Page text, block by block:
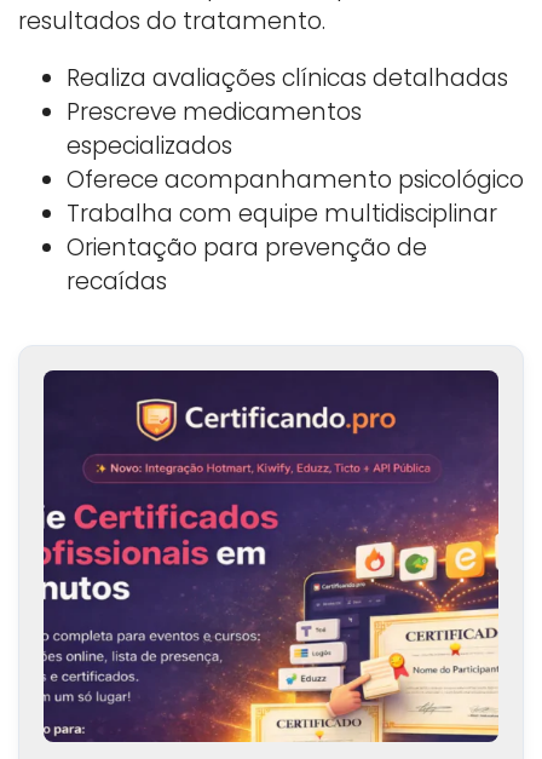
resultados do tratamento.
Realiza avaliações clínicas detalhadas
Prescreve medicamentos
especializados
Oferece acompanhamento psicológico
Trabalha com equipe multidisciplinar
Orientação para prevenção de
recaídas